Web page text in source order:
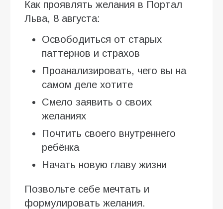
Как проявлять желания в Портал
Льва, 8 августа:
Освободиться от старых
паттернов и страхов
Проанализировать, чего вы на
самом деле хотите
Смело заявить о своих
желаниях
Почтить своего внутреннего
ребёнка
Начать новую главу жизни
Позвольте себе мечтать и
формулировать желания.